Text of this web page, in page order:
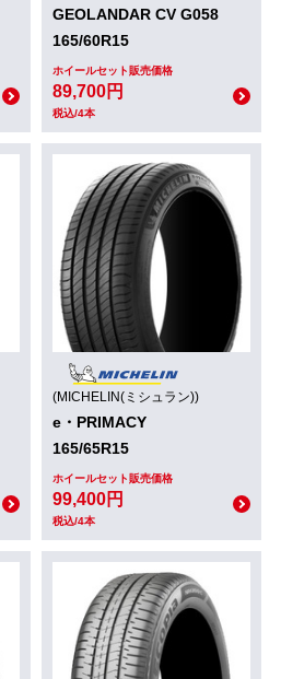
GEOLANDAR CV G058
165/60R15
ホイールセット販売価格
89,700円
税込/4本
(MICHELIN(ミシュラン))
e・PRIMACY
165/65R15
ホイールセット販売価格
99,400円
税込/4本